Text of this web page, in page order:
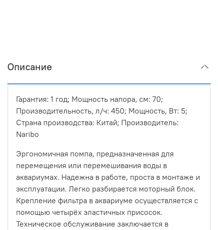
Описание
Гарантия: 1 год; Мощность напора, см: 70;
Производительность, л/ч: 450; Мощность, Вт: 5;
Страна производства: Китай; Производитель:
Naribo
Эргономичная помпа, предназначенная для
перемещения или перемешивания воды в
аквариумах. Надежна в работе, проста в монтаже и
эксплуатации. Легко разбирается моторный блок.
Крепление фильтра в аквариуме осуществляется с
помощью четырёх эластичных присосок.
Техническое обслуживание заключается в